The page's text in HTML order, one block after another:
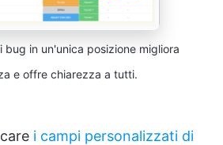
bug in un'unica posizione migliora
e offre chiarezza a tutti.
i campi personalizzati di